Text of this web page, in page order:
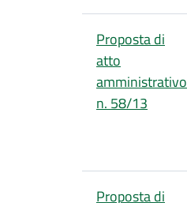
Proposta di
atto
amministrativo
n. 58/13
Proposta di